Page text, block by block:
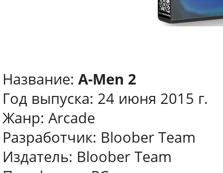
Название: A-Men 2
Год выпуска: 24 июня 2015 г.
Жанр: Arcade
Разработчик: Bloober Team
Издатель: Bloober Team